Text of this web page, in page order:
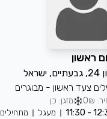
זמן לחייך
רפי זיו|
2013
7053
ראשון
צעד ראשון - מבוגרים
0₪
מזגן: כן
12:30 -
מעגל מתחילים